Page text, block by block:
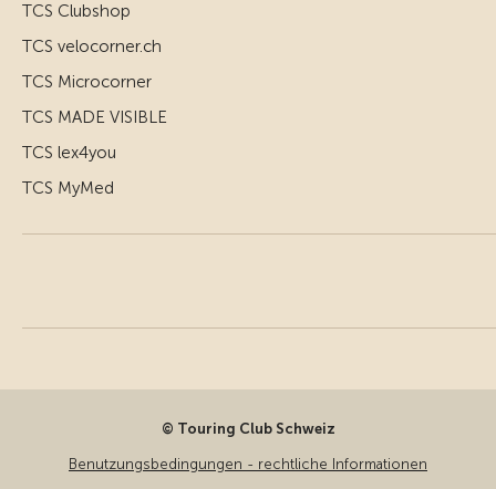
TCS Clubshop
TCS velocorner.ch
TCS Microcorner
TCS MADE VISIBLE
TCS lex4you
TCS MyMed
© Touring Club Schweiz
Benutzungsbedingungen - rechtliche Informationen